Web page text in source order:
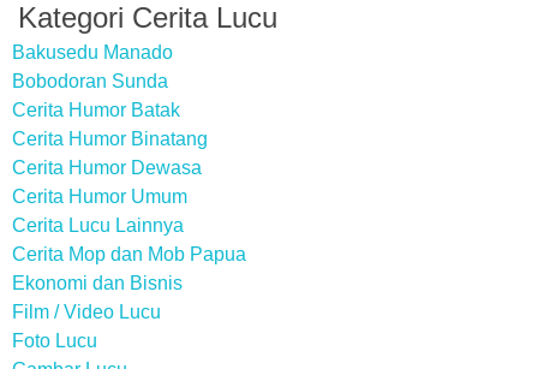
Kategori Cerita Lucu
Bakusedu Manado
Bobodoran Sunda
Cerita Humor Batak
Cerita Humor Binatang
Cerita Humor Dewasa
Cerita Humor Umum
Cerita Lucu Lainnya
Cerita Mop dan Mob Papua
Ekonomi dan Bisnis
Film / Video Lucu
Foto Lucu